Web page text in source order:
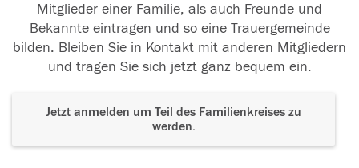
Mitglieder einer Familie, als auch Freunde und
Bekannte eintragen und so eine Trauergemeinde
bilden. Bleiben Sie in Kontakt mit anderen Mitgliedern
und tragen Sie sich jetzt ganz bequem ein.
Jetzt anmelden um Teil des Familienkreises zu
werden.